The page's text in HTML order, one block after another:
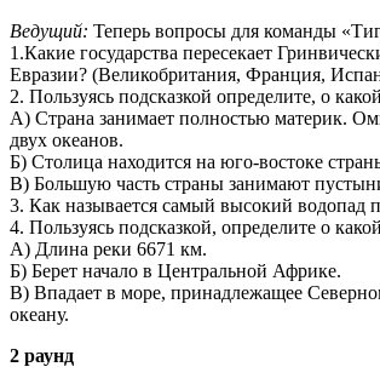
Ведущий: Теперь вопросы для команды
1.Какие государства пересекает
Евразии? (Великобритания, Франция,
2. Пользуясь подсказкой определите, о
А) Страна занимает полностью материк.
двух океанов.
Б) Столица находится на юго-востоке
В) Большую часть страны занимают
3. Как называется самый высокий водопад
4. Пользуясь подсказкой, определите о
А) Длина реки 6671 км.
Б) Берет начало в Центральной Африке.
В) Впадает в море, принадлежащее
океану.
2 раунд